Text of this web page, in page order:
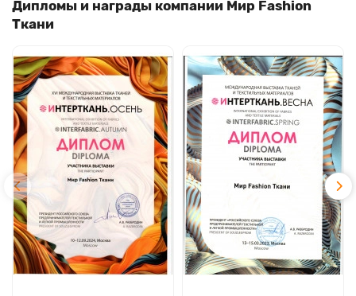
Дипломы и награды компании Мир Fashion
Ткани